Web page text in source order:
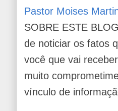
Pastor Moises
SOBRE ESTE
de noticiar os fatos
você que vai
muito
vínculo de